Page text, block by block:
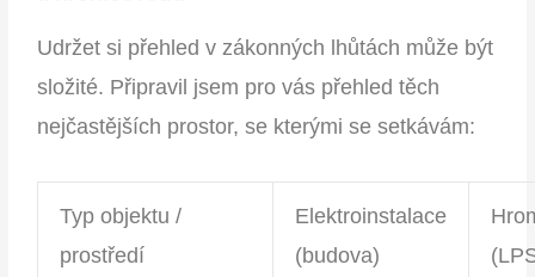
Udržet si přehled v zákonných lhůtách může být
složité. Připravil jsem pro vás přehled těch
nejčastějších prostor, se kterými se setkávám:
Typ objektu /
prostředí
Elektroinstalace
(budova)